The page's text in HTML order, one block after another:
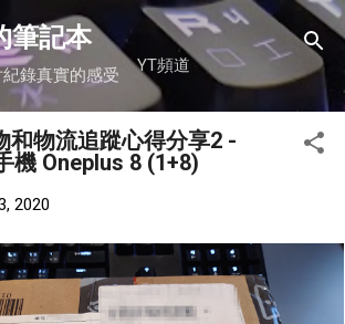
跳到主要內容
筆記本
錄真實的感受 YT頻道
和物流追蹤心得分享2 -
機 Oneplus 8 (1+8)
2020